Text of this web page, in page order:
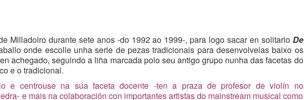
Milladoiro durante sete anos -do 1992 ao 1999-, para logo sacar en solitario De
onde escolle unha serie de pezas tradicionais para desenvolvelas baixo os
achegado, seguindo a liña marcada polo seu antigo grupo nunha das facetas do
e o tradicional.
e centrouse na súa faceta docente -ten a praza de profesor de violín no
e mais na colaboración con importantes artistas do mainstream musical como